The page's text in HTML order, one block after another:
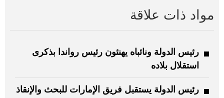
مواد ذات علاقة
رئيس الدولة ونائباه يهنئون رئيس رواندا بذكرى
استقلال بلاده
رئيس الدولة يستقبل فريق الإمارات للبحث والإنقاذ